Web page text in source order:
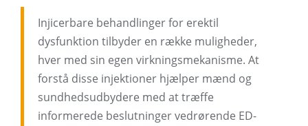
Injicerbare behandlinger for erektil
dysfunktion tilbyder en række muligheder,
hver med sin egen virkningsmekanisme. At
forstå disse injektioner hjælper mænd og
sundhedsudbydere med at træffe
informerede beslutninger vedrørende ED-